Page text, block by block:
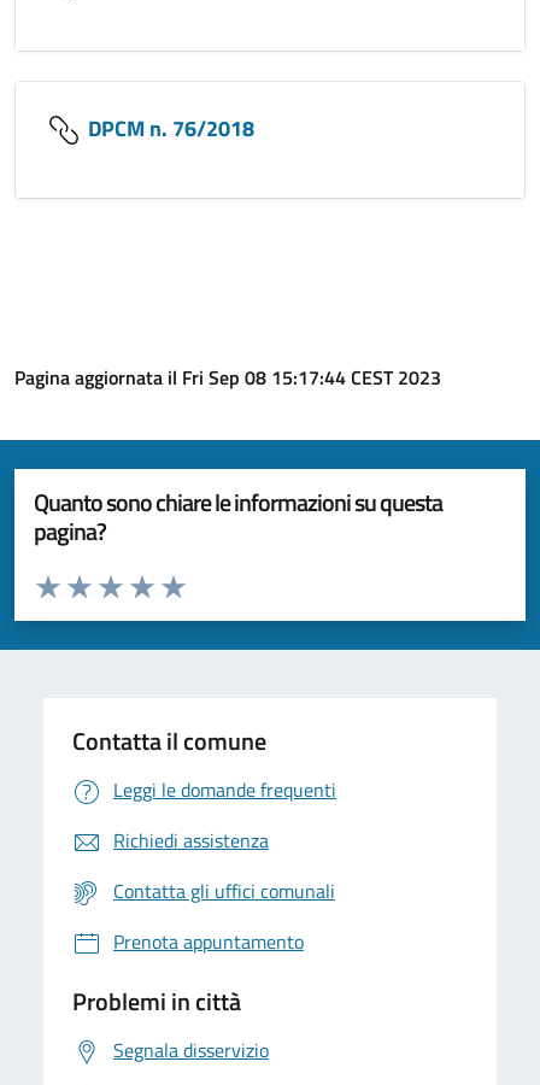
DPCM n. 76/2018
Pagina aggiornata il Fri Sep 08 15:17:44 CEST 2023
Quanto sono chiare le informazioni su questa
pagina?
Valuta da 1 a 5 stelle la pagina
Valuta 5 stelle su 5
Valuta 4 stelle su 5
Valuta 3 stelle su 5
Valuta 2 stelle su 5
Valuta 1 stelle su 5
Contatta il comune
Leggi le domande frequenti
Richiedi assistenza
Contatta gli uffici comunali
Prenota appuntamento
Problemi in città
Segnala disservizio